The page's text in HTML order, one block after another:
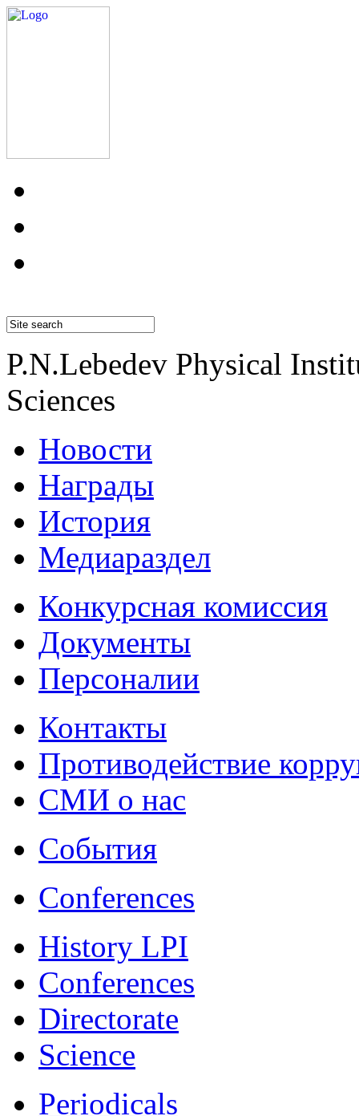
P.N.Lebedev Physical
Sciences
Новости
Награды
История
Медиараздел
Конкурсная комиссия
Документы
Персоналии
Контакты
Противодействие
СМИ о нас
События
Conferences
History LPI
Conferences
Directorate
Science
Periodicals